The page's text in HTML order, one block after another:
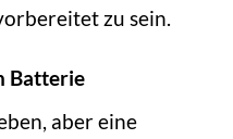
zu sein.
Batterie
aber eine